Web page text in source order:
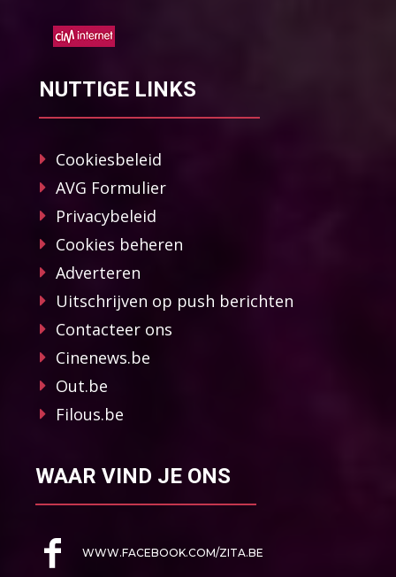
NUTTIGE LINKS
Cookiesbeleid
AVG Formulier
Privacybeleid
Cookies beheren
Adverteren
Uitschrijven op push berichten
Contacteer ons
Cinenews.be
Out.be
Filous.be
WAAR VIND JE ONS
WWW.FACEBOOK.COM/ZITA.BE